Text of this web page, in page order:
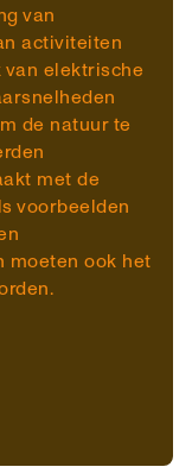
van
activiteiten
van elektrische
de natuur te
met de
voorbeelden
moeten ook het